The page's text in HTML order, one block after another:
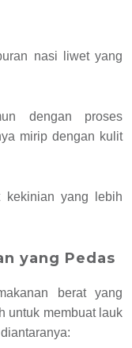
nasi liwet yang
dengan proses
mirip dengan kulit
yang lebih
yang Pedas
berat yang
untuk membuat lauk